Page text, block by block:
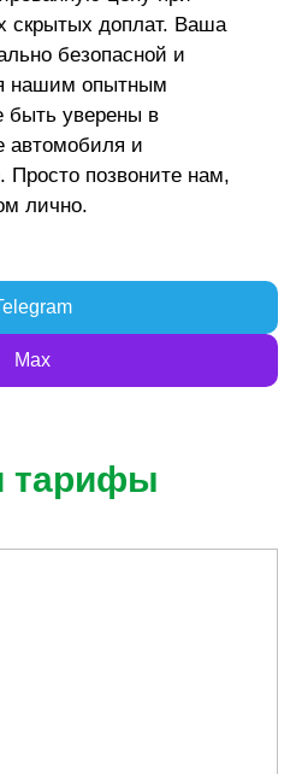
скрытых доплат. Ваша
безопасной и
нашим опытным
быть уверены в
автомобиля и
Просто позвоните нам,
лично.
Max
тарифы